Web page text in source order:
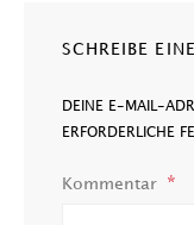
SCHREIBE
DEINE E-MAIL-
ERFORDERLICHE
Kommentar